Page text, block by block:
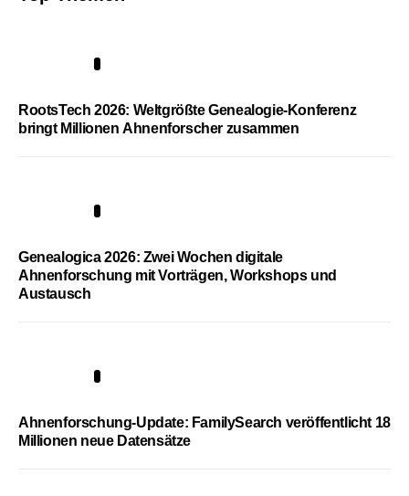
RootsTech 2026: Weltgrößte Genealogie-Konferenz
bringt Millionen Ahnenforscher zusammen
Genealogica 2026: Zwei Wochen digitale
Ahnenforschung mit Vorträgen, Workshops und
Austausch
Ahnenforschung-Update: FamilySearch veröffentlicht 18
Millionen neue Datensätze